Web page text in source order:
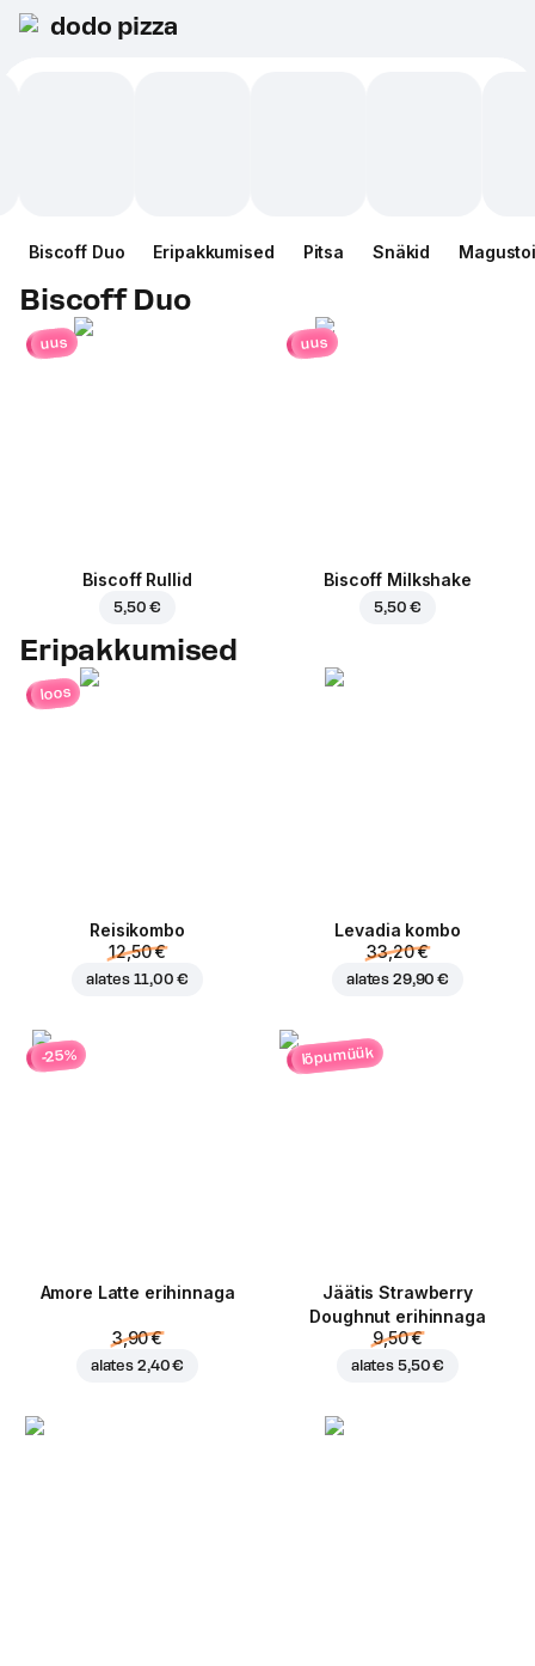
dodo pizza
Biscoff Duo Eripakkumised Pitsa Snäkid
Biscoff Duo
uus
Biscoff Rullid
5,50 €
uus
Biscoff Milkshake
5,50 €
Eripakkumised
loos
Reisikombo
12,50 €
alates 11,00 €
Levadia kombo
33,20 €
alates 29,90 €
-25%
Amore Latte erihinnaga
3,90 €
alates 2,40 €
lõpumüük
Jäätis Strawberry
Doughnut erihinnaga
9,50 €
alates 5,50 €